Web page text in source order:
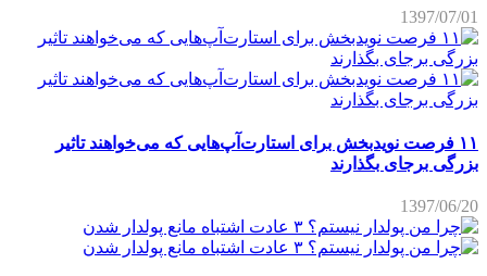
1397/07/01
۱۱ فرصت نویدبخش برای استارت‌آپ‌هایی که می‌خواهند تاثیر
بزرگی برجای بگذارند
1397/06/20